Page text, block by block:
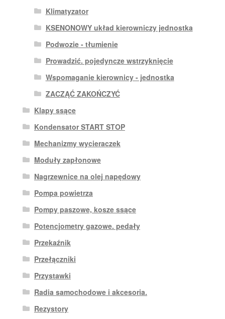
Klimatyzator
KSENONOWY układ kierowniczy jednostka
Podwozie - tłumienie
Prowadzić. pojedyncze wstrzyknięcie
Wspomaganie kierownicy - jednostka
ZACZĄĆ ZAKOŃCZYĆ
Klapy ssące
Kondensator START STOP
Mechanizmy wycieraczek
Moduły zapłonowe
Nagrzewnice na olej napędowy
Pompa powietrza
Pompy paszowe, kosze ssące
Potencjometry gazowe. pedały
Przekaźnik
Przełączniki
Przystawki
Radia samochodowe i akcesoria.
Rezystory